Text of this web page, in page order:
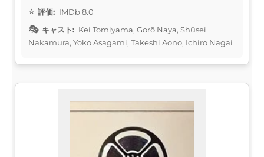
評価: IMDb 8.0
キャスト: Kei Tomiyama, Gorō Naya, Shūsei
Nakamura, Yoko Asagami, Takeshi Aono, Ichiro Nagai